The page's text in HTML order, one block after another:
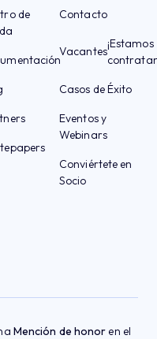
de
Contacto
Vacantes
¡Estamos
Casos de Éxito
Eventos y
Webinars
Conviértete en
Socio
Mención de honor en el